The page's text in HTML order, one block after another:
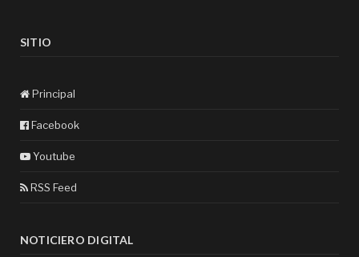
SITIO
Principal
Facebook
Youtube
RSS Feed
NOTICIERO DIGITAL